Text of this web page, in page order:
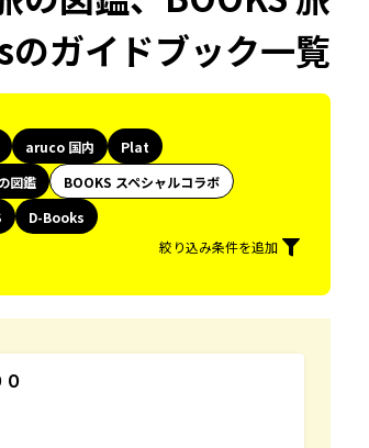
ガイドブック一覧
aruco 国内
Plat
図鑑
BOOKS スペシャルコラボ
D-Books
絞り込み条件を追加